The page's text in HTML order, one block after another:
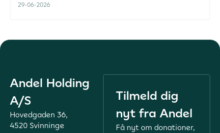
29-06-2026
Andel Holding
A/S
Hovedgaden 36,
4520 Svinninge
Tilmeld dig
nyt fra Andel
Få nyt om donationer,